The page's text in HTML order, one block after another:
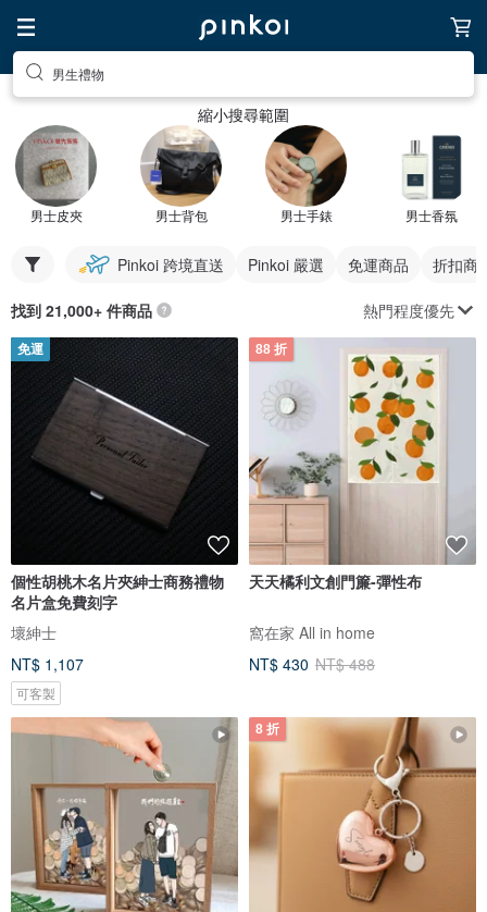
男生禮物
縮小搜尋範圍
男士皮夾 男士背包 男士手錶 男士香氛
Pinkoi 跨境直送 Pinkoi 嚴選 免運商品 折扣商
找到 21,000+ 件商品 熱門程度優先
免運
個性胡桃木名片夾紳士商務禮物
名片盒免費刻字
壞紳士
NT$ 1,107
可客製
88 折
天天橘利文創門簾-彈性布
窩在家 All in home
NT$ 430 NT$ 488
8 折